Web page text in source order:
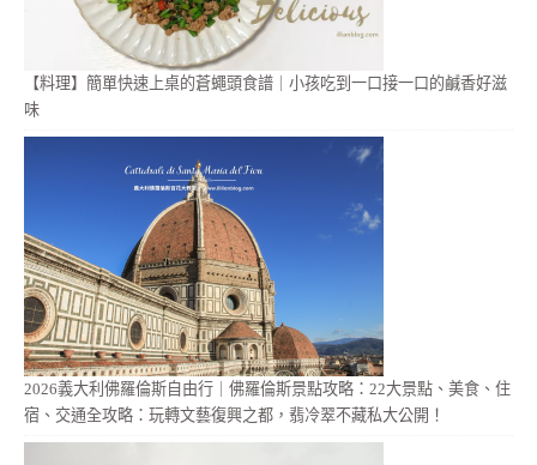
【料理】簡單快速上桌的蒼蠅頭食譜｜小孩吃到一口接一口的鹹香好滋
味
2026義大利佛羅倫斯自由行｜佛羅倫斯景點攻略：22大景點、美食、住
宿、交通全攻略：玩轉文藝復興之都，翡冷翠不藏私大公開！